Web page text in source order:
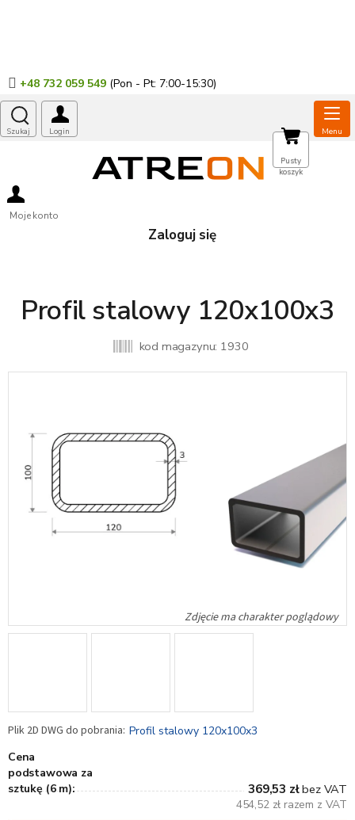
+48 732 059 549
Moje konto
Zaloguj się
KOSZYK
Pusty
koszyk
Profil stalowy 120x100x3
kod magazynu: 1930
Profil stalowy 120x100x3
Cena
podstawowa za
sztukę (6 m):
369,53 złbez VAT
454,52 zł razem z VAT